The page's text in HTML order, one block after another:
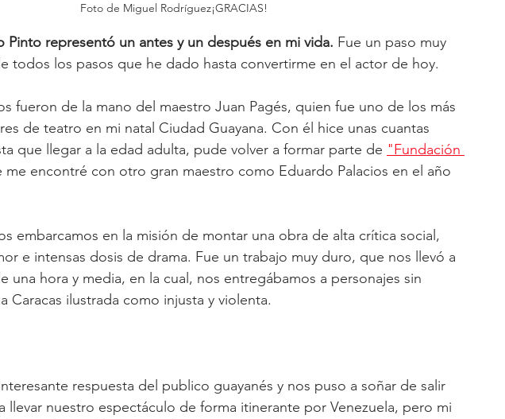
Foto de Miguel Rodríguez¡GRACIAS!
Pinto representó un antes y un después en mi vida. Fue un paso muy
todos los pasos que he dado hasta convertirme en el actor de hoy.
fueron de la mano del maestro Juan Pagés, quien fue uno de los más
de teatro en mi natal Ciudad Guayana. Con él hice unas cuantas
que llegar a la edad adulta, pude volver a formar parte de "Fundación
me encontré con otro gran maestro como Eduardo Palacios en el año
embarcamos en la misión de montar una obra de alta crítica social,
e intensas dosis de drama. Fue un trabajo muy duro, que nos llevó a
una hora y media, en la cual, nos entregábamos a personajes sin
Caracas ilustrada como injusta y violenta.
respuesta del publico guayanés y nos puso a soñar de salir
llevar nuestro espectáculo de forma itinerante por Venezuela, pero mi